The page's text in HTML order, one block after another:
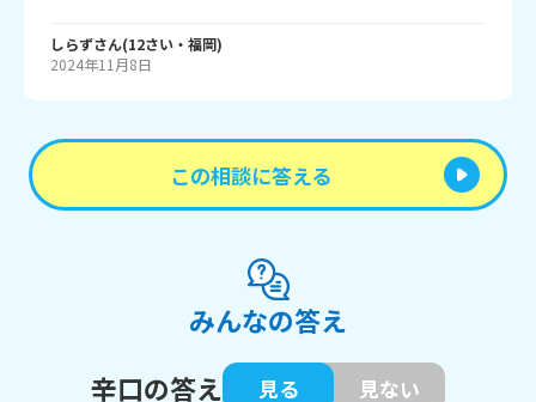
しらずさん(12さい・ 福岡)
2024年11月8日
この相談に答える
みんなの答え
辛口の答え
見る 見ない